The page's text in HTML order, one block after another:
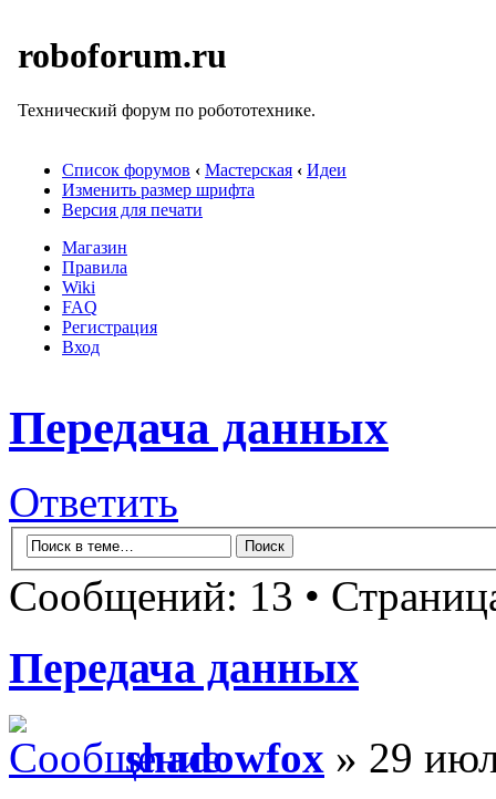
roboforum.ru
Технический форум по робототехнике.
Список форумов ‹ Мастерская ‹ Идеи
Изменить размер шрифта
Версия для печати
Магазин
Правила
Wiki
FAQ
Регистрация
Вход
Передача данных
Ответить
Сообщений: 13 •
Передача данных
shadowfox » 29